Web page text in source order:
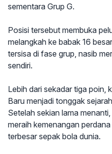
sementara Grup G.
Posisi tersebut membuka
melangkah ke babak 16
tersisa di fase grup, nasib
sendiri.
Lebih dari sekadar tiga poin,
Baru menjadi tonggak
Setelah sekian lama
meraih kemenangan
terbesar sepak bola dunia.